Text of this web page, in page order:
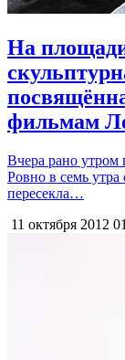
На
фильмам
Вчера рано утром
Ровно в семь утра
пересекла…
11 октября 2012